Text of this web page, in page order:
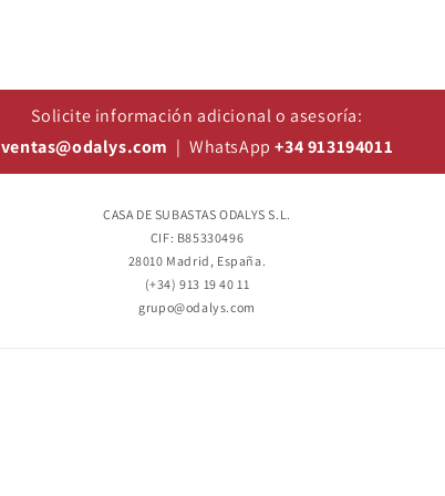
Solicite información adicional o asesoría:
ventas@odalys.com | WhatsApp+34 913194011
CASA DE SUBASTAS ODALYS S.L.
CIF: B85330496
28010 Madrid, España.
(+34) 913 19 40 11
grupo@odalys.com